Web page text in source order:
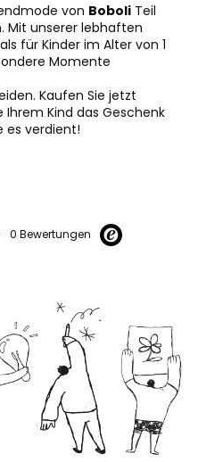
von Boboli Teil
Mit unserer lebhaften
für Kinder im Alter von 1
Momente
Kaufen Sie jetzt
Ihrem Kind das Geschenk
es verdient!
0 Bewertungen